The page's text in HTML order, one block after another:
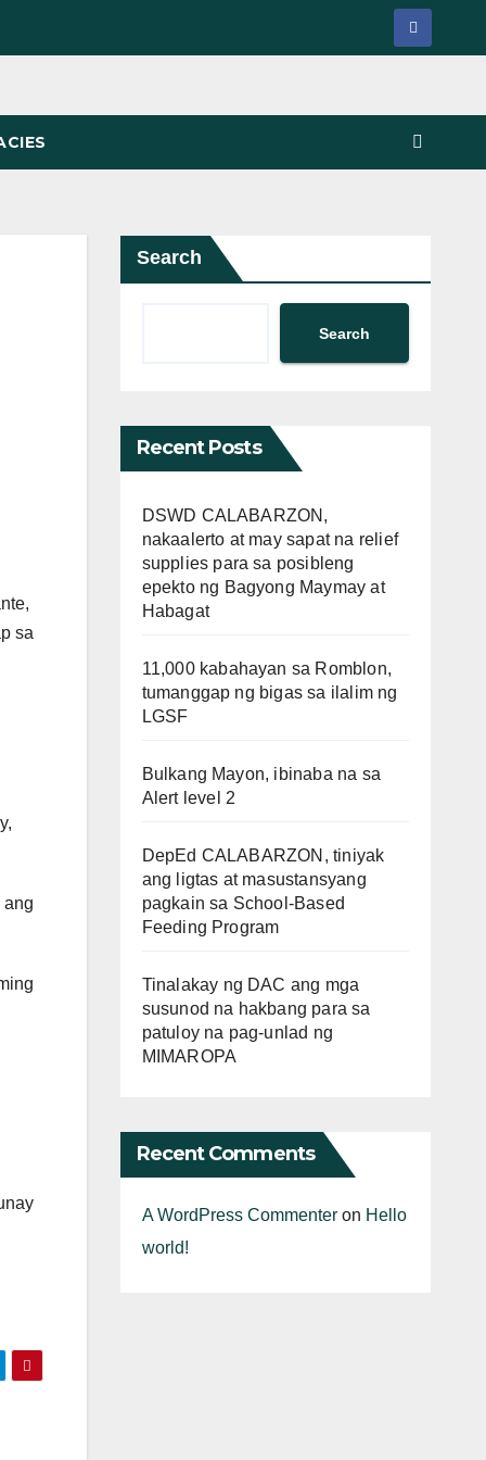
sa
ang
Search
Search
Recent Posts
DSWD CALABARZON,
nakaalerto at may sapat na relief
supplies para sa posibleng
epekto ng Bagyong Maymay at
Habagat
11,000 kabahayan sa Romblon,
tumanggap ng bigas sa ilalim ng
LGSF
Bulkang Mayon, ibinaba na sa
Alert level 2
DepEd CALABARZON, tiniyak
ang ligtas at masustansyang
pagkain sa School-Based
Feeding Program
Tinalakay ng DAC ang mga
susunod na hakbang para sa
patuloy na pag-unlad ng
MIMAROPA
Recent Comments
A WordPress Commenteron Hello
world!